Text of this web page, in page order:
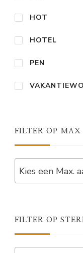
HOT
HOTEL
PEN
FILTER OP
Kies een Max.
FILTER OP